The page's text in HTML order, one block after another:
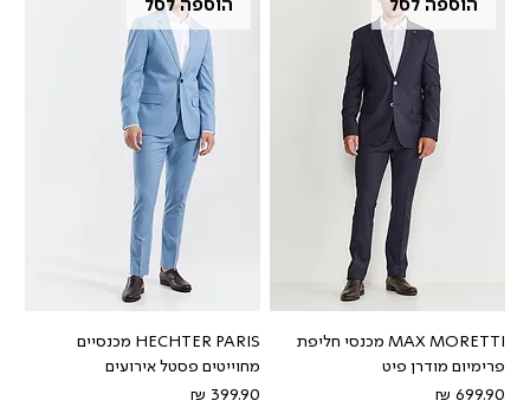
הוספה לסל
MAX MORETTI מכנסי חליפת
פרימיום מודרן פיט
מחיר
הוספה לסל
HECHTER PARIS מכנסיים
מחוייטים פסטל אירועים
מחיר